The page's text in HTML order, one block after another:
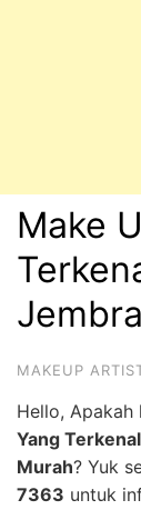
Make
MAKEUP
Hello, Apakah
Yang
Murah? Yuk
7363 untuk